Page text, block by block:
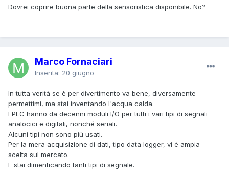
Dovrei coprire buona parte della sensoristica disponibile. No?
Marco Fornaciari
Inserita: 20 giugno
In tutta verità se è per divertimento va bene, diversamente
permettimi, ma stai inventando l'acqua calda.
I PLC hanno da decenni moduli I/O per tutti i vari tipi di segnali
analocici e digitali, nonché seriali.
Alcuni tipi non sono più usati.
Per la mera acquisizione di dati, tipo data logger, vi è ampia
scelta sul mercato.
E stai dimenticando tanti tipi di segnale.